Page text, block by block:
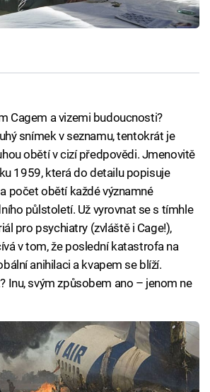
Cagem a vizemi budoucnosti?
snímek v seznamu, tentokrát je
obětí v cizí předpovědi. Jmenovitě
1959, která do detailu popisuje
počet obětí každé významné
půlstoletí. Už vyrovnat se s tímhle
pro psychiatry (zvláště i Cage!),
v tom, že poslední katastrofa na
anihilaci a kvapem se blíží.
Inu, svým způsobem ano – jenom ne